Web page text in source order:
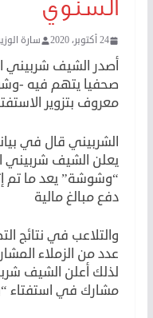
السنوي
24 أكتوبر، 2020 سارة الوزير
أصدر الشيف شربيني
صحفيا يتهم فيه -
معروف بتزوير
الشربيني قال في
يعلن الشيف شربيني
“وشوشة” يعد ما تم
دفع مبالغ مالية
والتلاعب في نتائج
عدد من الزملاء
لذلك أعلن الشيف
مشارك في استفتاء